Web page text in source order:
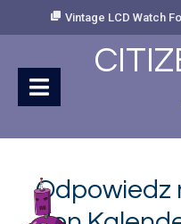
Vintage LCD Watch
Odpowiedz